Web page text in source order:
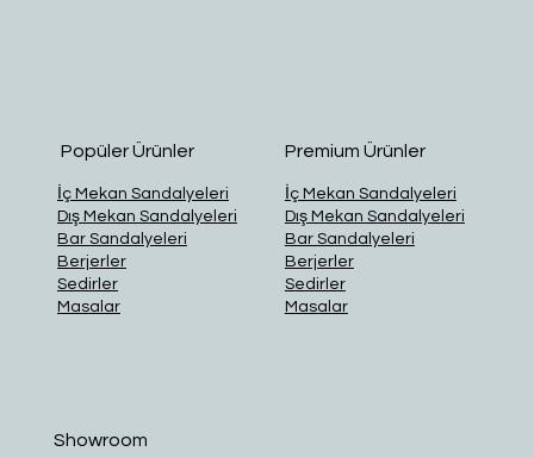
Showroom
Popüler Ürünler
İç Mekan Sandalyeleri
Dış Mekan Sandalyeleri
Bar Sandalyeleri
Berjerler
Sedirler
Masalar
Premium Ürünler
İç Mekan Sandalyeleri
Dış Mekan Sandalyeleri
Bar Sandalyeleri
Berjerler
Sedirler
Masalar